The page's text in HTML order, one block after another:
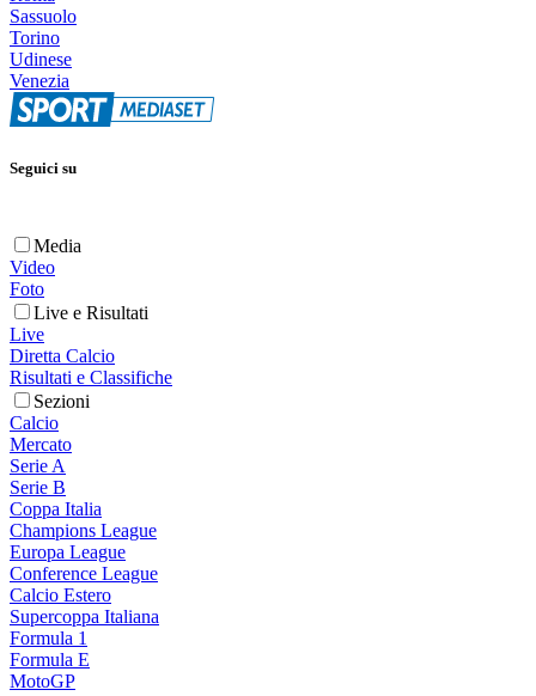
Sassuolo
Torino
Udinese
Venezia
Seguici su
Media
Video
Foto
Live e Risultati
Live
Diretta Calcio
Risultati e Classifiche
Sezioni
Calcio
Mercato
Serie A
Serie B
Coppa Italia
Champions League
Europa League
Conference League
Calcio Estero
Supercoppa Italiana
Formula 1
Formula E
MotoGP